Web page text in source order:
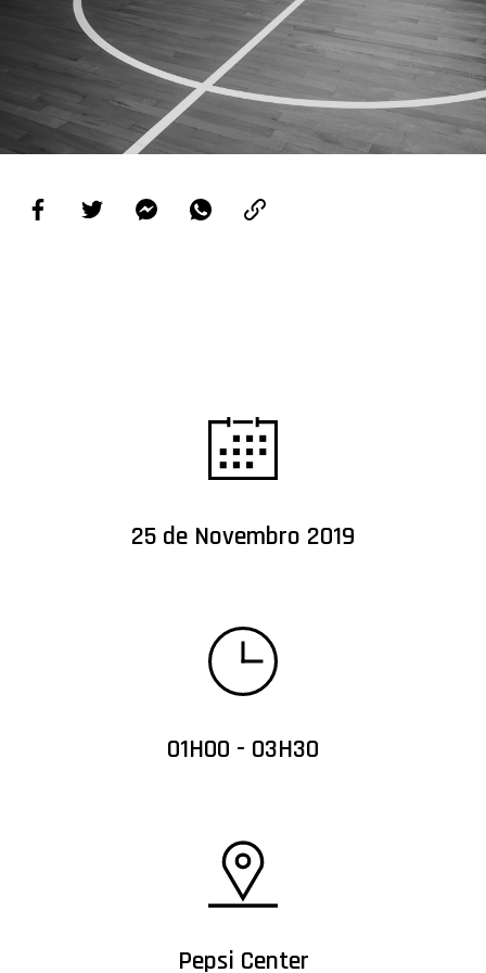
PROJETOS
LIGA BETCLIC MASCULINA
LIGA BETCLIC FEMININA
25 de Novembro 2019
01H00 - 03H30
Pepsi Center